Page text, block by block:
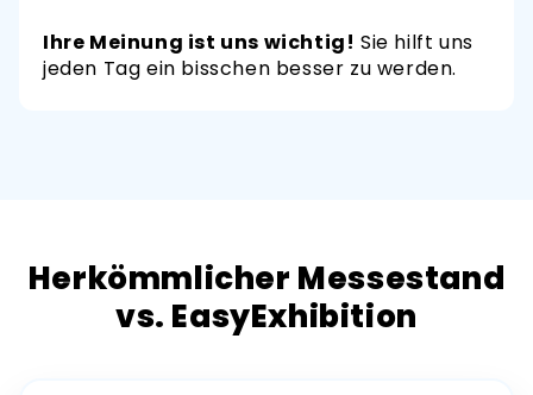
Ihre Meinung ist uns wichtig! Sie hilft uns
jeden Tag ein bisschen besser zu werden.
Herkömmlicher Messestand
vs. EasyExhibition